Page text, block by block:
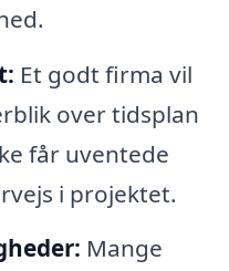
Et godt firma vil
over tidsplan
får uventede
i projektet.
Mange